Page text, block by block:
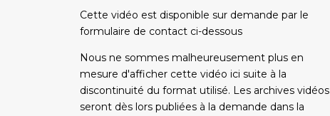
Cette vidéo est disponible sur demande par le
formulaire de contact ci-dessous
Nous ne sommes malheureusement plus en
mesure d'afficher cette vidéo ici suite à la
discontinuité du format utilisé. Les archives vidéos
seront dès lors publiées à la demande dans la